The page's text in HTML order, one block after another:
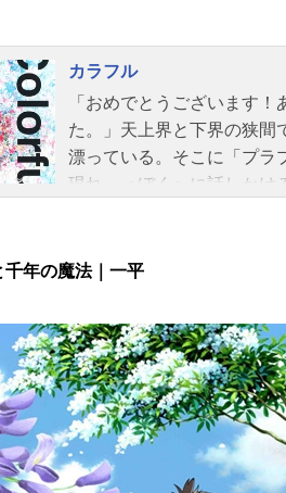
カラフル
「おめでとうございます
た。」天上界と下界の狭間
漂っている。そこに「プラ
現れ、＜ぼく＞に話しかけ
の犯した罪を思い出させな
たばかりの「小林真」とい
りこみ、「小林真」として
った「真」を囲んで、幸せ
し、「真」は父のことを軽
まで不倫をしていて、兄は
して口もきかない。更には
の桑原ひろかが、援助交際
千年の魔法｜一平